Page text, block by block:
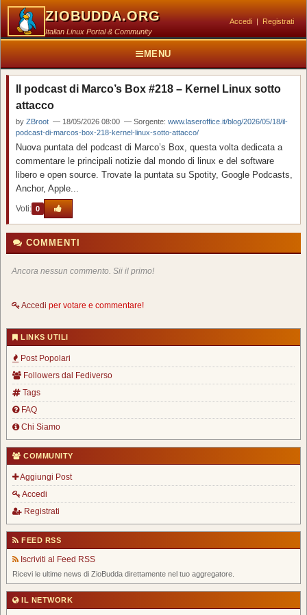
ZIOBUDDA.ORG
Italian Linux Portal & Community
Accedi | Registrati
MENU
Il podcast di Marco’s Box #218 – Kernel Linux sotto
attacco
by ZBroot — 18/05/2026 08:00 — Sorgente: www.laseroffice.it/blog/2026/05/18/il-
podcast-di-marcos-box-218-kernel-linux-sotto-attacco/
Nuova puntata del podcast di Marco’s Box, questa volta dedicata a
commentare le principali notizie dal mondo di linux e del software
libero e open source. Trovate la puntata su Spotity, Google Podcasts,
Anchor, Apple...
Voti: 0
COMMENTI
Ancora nessun commento. Sii il primo!
Accedi per votare e commentare!
LINKS UTILI
Post Popolari
Followers dal Fediverso
Tags
FAQ
Chi Siamo
COMMUNITY
Aggiungi Post
Accedi
Registrati
FEED RSS
Iscriviti al Feed RSS
Ricevi le ultime news di ZioBudda direttamente nel tuo aggregatore.
IL NETWORK